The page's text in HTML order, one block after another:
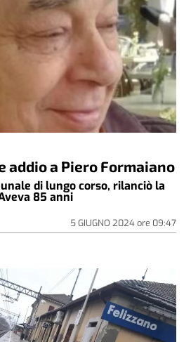
addio a Piero Formaiano
di lungo corso, rilanciò la
85 anni
5 GIUGNO 2024ore 09:47